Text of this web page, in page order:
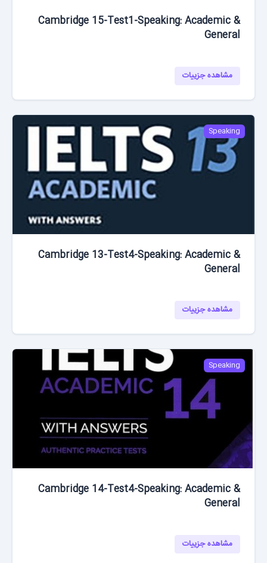
Cambridge 15-Test1-Speaking: Academic &
General
مشاهده جزییات
Speaking
Cambridge 13-Test4-Speaking: Academic &
General
مشاهده جزییات
Speaking
Cambridge 14-Test4-Speaking: Academic &
General
مشاهده جزییات